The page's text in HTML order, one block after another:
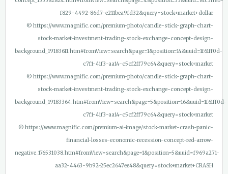
f829-4492-86d7-e211bea9fd32&query=stock+market+dollar
© https://www.magnific.com/premium-photo/candle-stick-graph-chart-
stock-market-investment-trading-stock-exchange-concept-design-
background_19183611.htm#fromView=search&page=1&position=14&uuid=1f61ff0d-
c7f1-41f3-aa14-c5cf2ff79c64&query=stock+market
© https://www.magnific.com/premium-photo/candle-stick-graph-chart-
stock-market-investment-trading-stock-exchange-concept-design-
background_19183364.htm#fromView=search&page=5&position=16&uuid=1f61ff0d-
c7f1-41f3-aa14-c5cf2ff79c64&query=stock+market
© https://www.magnific.com/premium-ai-image/stock-market-crash-panic-
financial-losses-economic-recession-concept-red-arrow-
negative_176531038.htm#fromView=search&page=1&position=5&uuid=f969a271-
aa32-4463-9b92-25ec2647ee48&query=stock+market+CRASH